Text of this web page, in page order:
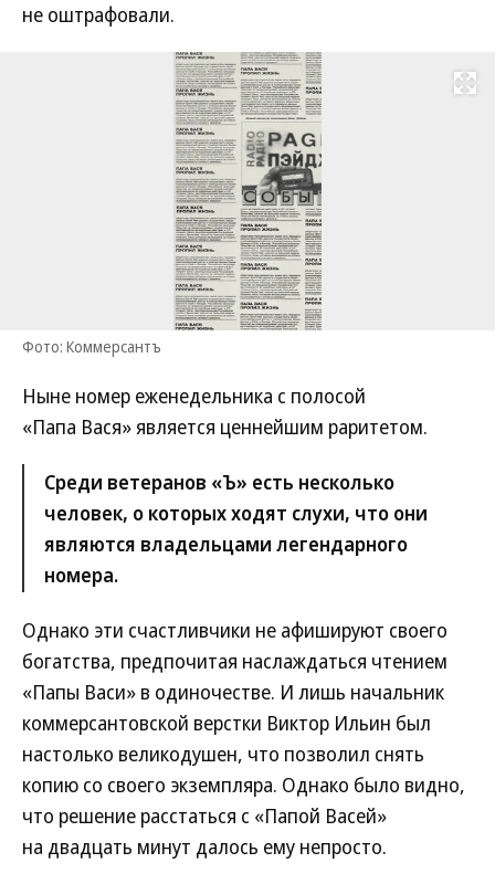
не оштрафовали.
Развернуть
Фото: Коммерсантъ
Ныне номер еженедельника с полосой
«Папа Вася» является ценнейшим раритетом.
Среди ветеранов «Ъ» есть несколько
человек, о которых ходят слухи, что они
являются владельцами легендарного
номера.
Однако эти счастливчики не афишируют своего
богатства, предпочитая наслаждаться чтением
«Папы Васи» в одиночестве. И лишь начальник
коммерсантовской верстки Виктор Ильин был
настолько великодушен, что позволил снять
копию со своего экземпляра. Однако было видно,
что решение расстаться с «Папой Васей»
на двадцать минут далось ему непросто.